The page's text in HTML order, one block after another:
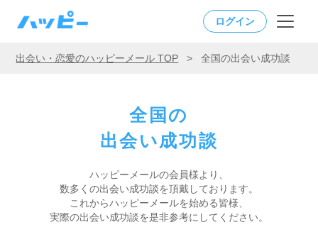
ログイン
出会い・恋愛のハッピーメール TOP > 全国の出会い成功談
全国の
出会い成功談
ハッピーメールの会員様より、
数多くの出会い成功談を頂戴しております。
これからハッピーメールを始める皆様、
実際の出会い成功談を是非参考にしてください。